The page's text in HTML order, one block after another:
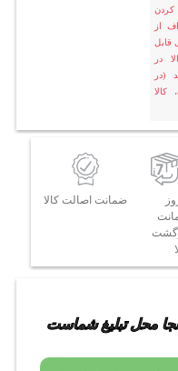
از
قابل
در
(در
کالا
ضمانت اصالت کالا
محل تبلیغ شماست